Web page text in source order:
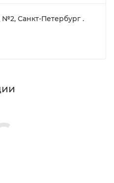
№2, Санкт-Петербург .